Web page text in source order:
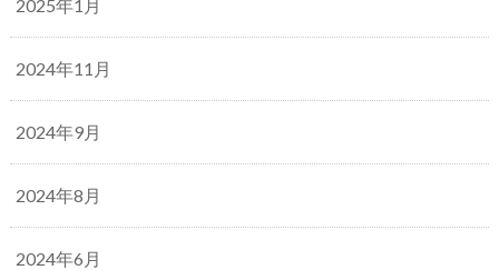
2025年1月
2024年11月
2024年9月
2024年8月
2024年6月